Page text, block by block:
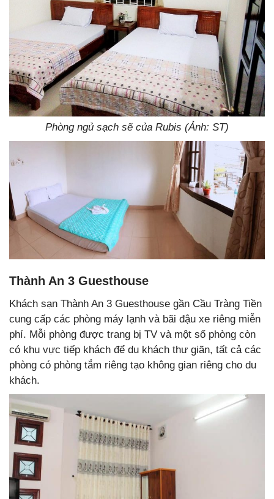
Phòng ngủ sạch sẽ của Rubis (Ảnh: ST)
Thành An 3 Guesthouse
Khách sạn Thành An 3 Guesthouse gần Cầu Tràng Tiền
cung cấp các phòng máy lạnh và bãi đậu xe riêng miễn
phí. Mỗi phòng được trang bị TV và một số phòng còn
có khu vực tiếp khách để du khách thư giãn, tất cả các
phòng có phòng tắm riêng tạo không gian riêng cho du
khách.